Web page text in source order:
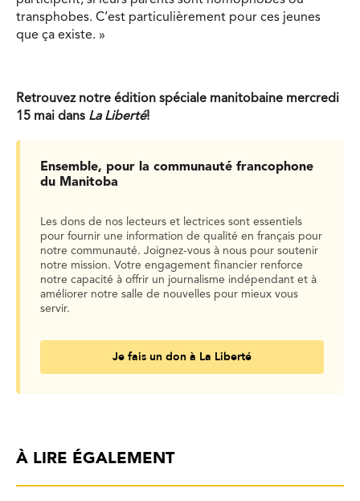
transphobes. C’est particulièrement pour ces jeunes
que ça existe. »
Retrouvez notre édition spéciale manitobaine mercredi
15 mai dans La Liberté!
Ensemble, pour la communauté francophone
du Manitoba
Les dons de nos lecteurs et lectrices sont essentiels
pour fournir une information de qualité en français pour
notre communauté. Joignez-vous à nous pour soutenir
notre mission. Votre engagement financier renforce
notre capacité à offrir un journalisme indépendant et à
améliorer notre salle de nouvelles pour mieux vous
servir.
Je fais un don à La Liberté
À LIRE ÉGALEMENT